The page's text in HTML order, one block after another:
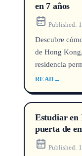
en 7 años
Published:
Descubre
de Hong
residencia
costos,
READ →
Estudiar
puerta de
Published: